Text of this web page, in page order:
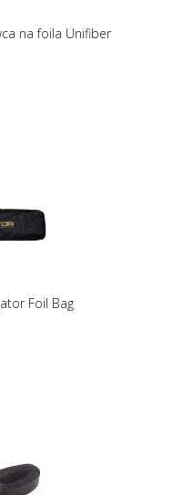
na foila Unifiber
Foil Bag